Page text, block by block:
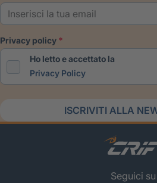
privacy policy
Ho letto e accettato la
Privacy Policy
ISCRIVITI ALLA
Seguici su